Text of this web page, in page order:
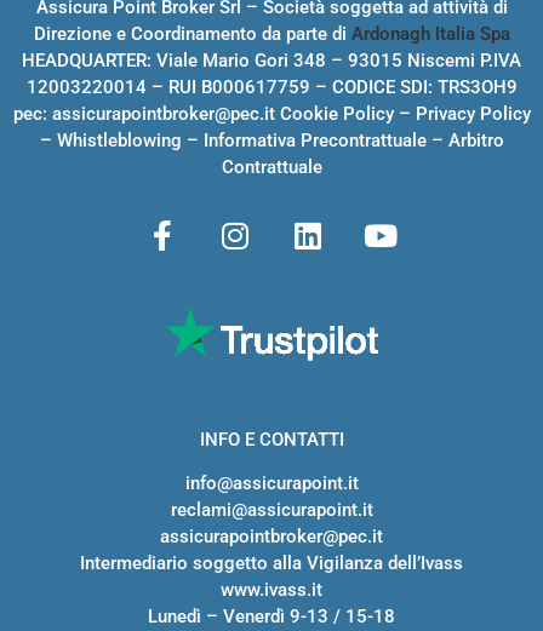
Assicura Point Broker Srl – Società soggetta ad attività di
Direzione e Coordinamento da parte di Ardonagh Italia Spa
HEADQUARTER: Viale Mario Gori 348 – 93015 Niscemi P.IVA
12003220014 – RUI B000617759 – CODICE SDI: TRS3OH9
pec: assicurapointbroker@pec.it Cookie Policy– Privacy Policy
– Whistleblowing – Informativa Precontrattuale– Arbitro
Contrattuale
INFO E CONTATTI
info@assicurapoint.it
reclami@assicurapoint.it
assicurapointbroker@pec.it
Intermediario soggetto alla Vigilanza dell’Ivass
www.ivass.it
Lunedì – Venerdì 9-13 / 15-18